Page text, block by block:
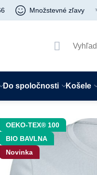
Množstevné zľavy
Do spoločnosti Košele
OEKO-TEX® 100
BIO BAVLNA
Novinka